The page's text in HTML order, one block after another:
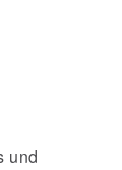
und